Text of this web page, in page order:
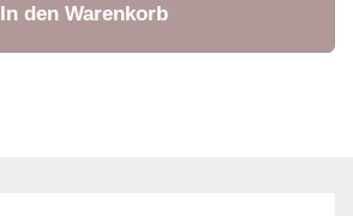
In den Warenkorb